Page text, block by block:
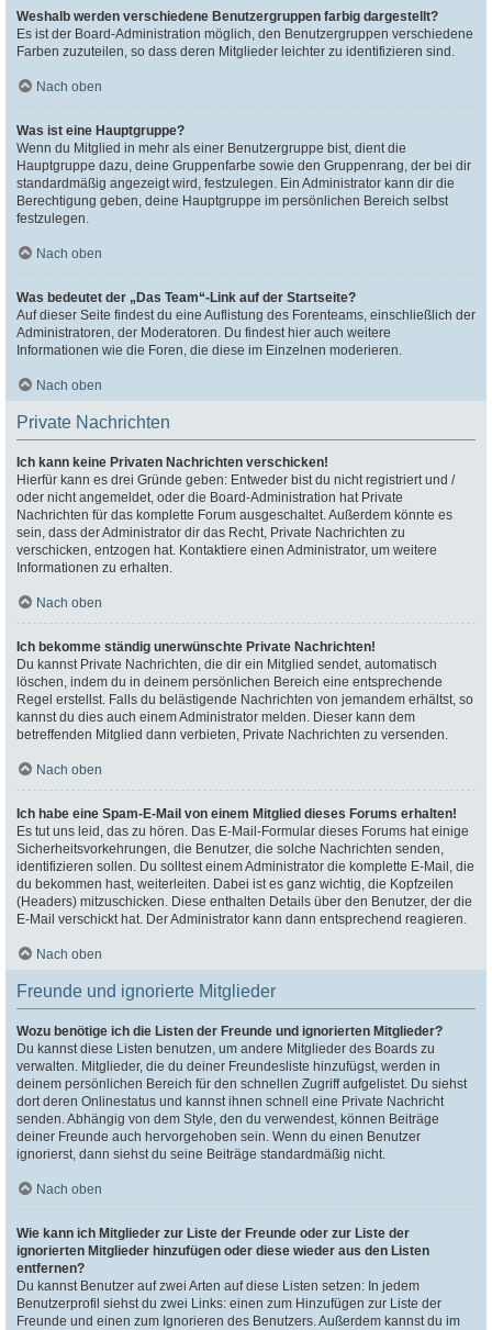
Weshalb werden verschiedene Benutzergruppen farbig dargestellt?
Es ist der Board-Administration möglich, den Benutzergruppen verschiedene
Farben zuzuteilen, so dass deren Mitglieder leichter zu identifizieren sind.
Nach oben
Was ist eine Hauptgruppe?
Wenn du Mitglied in mehr als einer Benutzergruppe bist, dient die
Hauptgruppe dazu, deine Gruppenfarbe sowie den Gruppenrang, der bei dir
standardmäßig angezeigt wird, festzulegen. Ein Administrator kann dir die
Berechtigung geben, deine Hauptgruppe im persönlichen Bereich selbst
festzulegen.
Nach oben
Was bedeutet der „Das Team“-Link auf der Startseite?
Auf dieser Seite findest du eine Auflistung des Forenteams, einschließlich der
Administratoren, der Moderatoren. Du findest hier auch weitere
Informationen wie die Foren, die diese im Einzelnen moderieren.
Nach oben
Private Nachrichten
Ich kann keine Privaten Nachrichten verschicken!
Hierfür kann es drei Gründe geben: Entweder bist du nicht registriert und /
oder nicht angemeldet, oder die Board-Administration hat Private
Nachrichten für das komplette Forum ausgeschaltet. Außerdem könnte es
sein, dass der Administrator dir das Recht, Private Nachrichten zu
verschicken, entzogen hat. Kontaktiere einen Administrator, um weitere
Informationen zu erhalten.
Nach oben
Ich bekomme ständig unerwünschte Private Nachrichten!
Du kannst Private Nachrichten, die dir ein Mitglied sendet, automatisch
löschen, indem du in deinem persönlichen Bereich eine entsprechende
Regel erstellst. Falls du belästigende Nachrichten von jemandem erhältst, so
kannst du dies auch einem Administrator melden. Dieser kann dem
betreffenden Mitglied dann verbieten, Private Nachrichten zu versenden.
Nach oben
Ich habe eine Spam-E-Mail von einem Mitglied dieses Forums erhalten!
Es tut uns leid, das zu hören. Das E-Mail-Formular dieses Forums hat einige
Sicherheitsvorkehrungen, die Benutzer, die solche Nachrichten senden,
identifizieren sollen. Du solltest einem Administrator die komplette E-Mail, die
du bekommen hast, weiterleiten. Dabei ist es ganz wichtig, die Kopfzeilen
(Headers) mitzuschicken. Diese enthalten Details über den Benutzer, der die
E-Mail verschickt hat. Der Administrator kann dann entsprechend reagieren.
Nach oben
Freunde und ignorierte Mitglieder
Wozu benötige ich die Listen der Freunde und ignorierten Mitglieder?
Du kannst diese Listen benutzen, um andere Mitglieder des Boards zu
verwalten. Mitglieder, die du deiner Freundesliste hinzufügst, werden in
deinem persönlichen Bereich für den schnellen Zugriff aufgelistet. Du siehst
dort deren Onlinestatus und kannst ihnen schnell eine Private Nachricht
senden. Abhängig von dem Style, den du verwendest, können Beiträge
deiner Freunde auch hervorgehoben sein. Wenn du einen Benutzer
ignorierst, dann siehst du seine Beiträge standardmäßig nicht.
Nach oben
Wie kann ich Mitglieder zur Liste der Freunde oder zur Liste der
ignorierten Mitglieder hinzufügen oder diese wieder aus den Listen
entfernen?
Du kannst Benutzer auf zwei Arten auf diese Listen setzen: In jedem
Benutzerprofil siehst du zwei Links: einen zum Hinzufügen zur Liste der
Freunde und einen zum Ignorieren des Benutzers. Außerdem kannst du im